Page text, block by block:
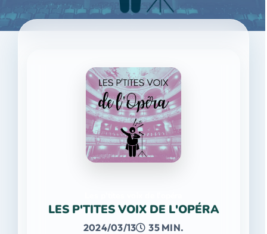
LES P'TITES VOIX DE L'OPÉRA
2024/03/13 35 MIN.